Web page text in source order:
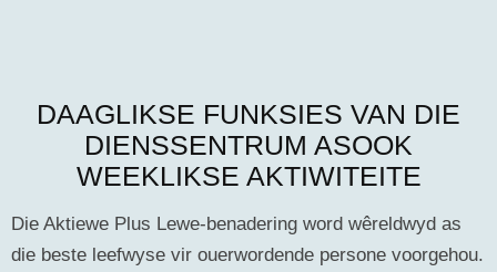
DAAGLIKSE FUNKSIES VAN DIE
DIENSSENTRUM ASOOK
WEEKLIKSE AKTIWITEITE
Die Aktiewe Plus Lewe-benadering word wêreldwyd as
die beste leefwyse vir ouerwordende persone voorgehou.